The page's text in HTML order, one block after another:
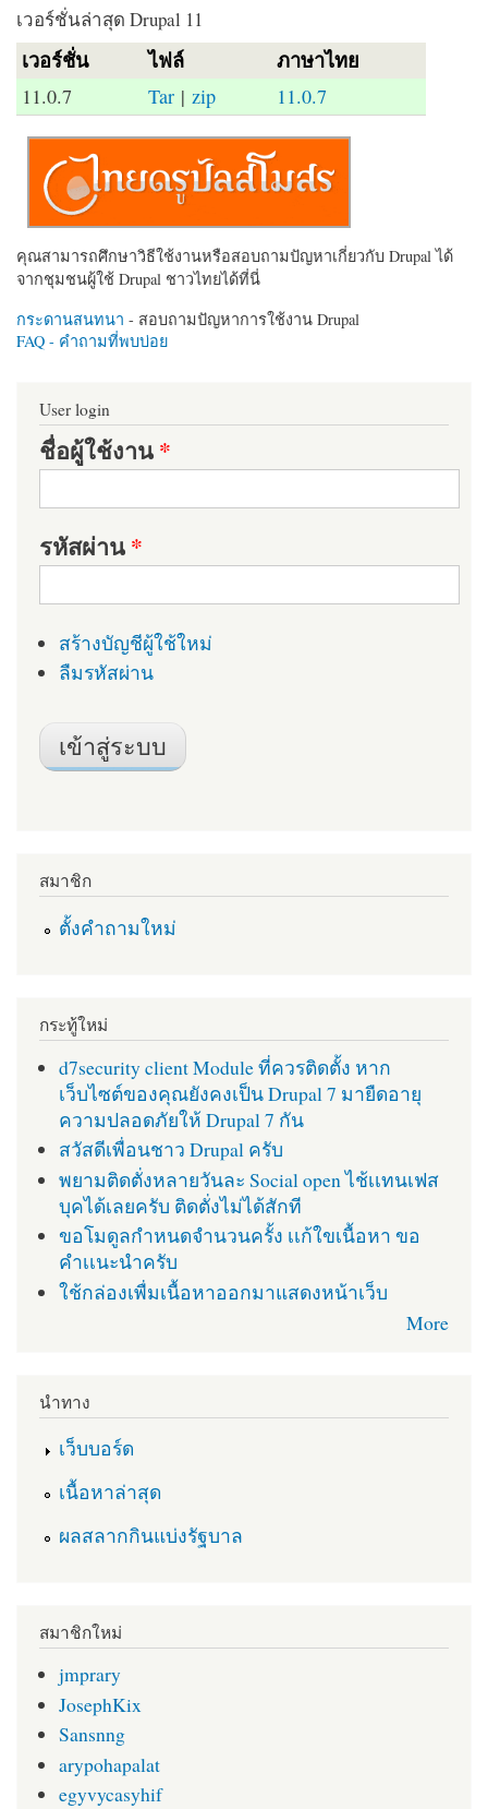
เวอร์ชั่นล่าสุด Drupal 11
เวอร์ชั่น ไฟล์ ภาษาไทย
11.0.7 Tar | zip 11.0.7
คุณสามารถศึกษาวิธีใช้งานหรือสอบถามปัญหาเกี่ยวกับ Drupal ได้
จากชุมชนผู้ใช้ Drupal ชาวไทยได้ที่นี่
กระดานสนทนา - สอบถามปัญหาการใช้งาน Drupal
FAQ - คำถามที่พบบ่อย
User login
ชื่อผู้ใช้งาน*
รหัสผ่าน*
สร้างบัญชีผู้ใช้ใหม่
ลืมรหัสผ่าน
สมาชิก
ตั้งคำถามใหม่
กระทู้ใหม่
d7security client Module ที่ควรติดตั้ง หาก
เว็บไซต์ของคุณยังคงเป็น Drupal 7 มายืดอายุ
ความปลอดภัยให้ Drupal 7 กัน
สวัสดีเพื่อนชาว Drupal ครับ
พยามติดตั่งหลายวันละ Social open ไช้เเทนเฟส
บุคได้เลยครับ ติดตั่งไม่ได้สักที
ขอโมดูลกำหนดจำนวนครั้ง เเก้ใขเนื้อหา ขอ
คำเเนะนำครับ
ใช้กล่องเพื่มเนื้อหาออกมาแสดงหน้าเว็บ
More
นำทาง
เว็บบอร์ด
เนื้อหาล่าสุด
ผลสลากกินแบ่งรัฐบาล
สมาชิกใหม่
jmprary
JosephKix
Sansnng
arypohapalat
egyvycasyhif